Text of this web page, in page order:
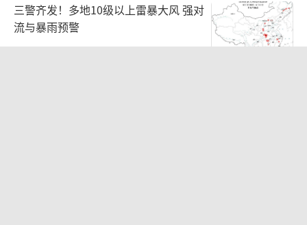
三警齐发！多地10级以上雷暴大风 强对
流与暴雨预警
2026-08-09 07:11:29